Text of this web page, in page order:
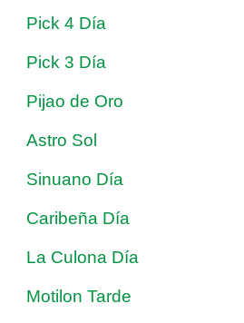
Pick 4 Día
Pick 3 Día
Pijao de Oro
Astro Sol
Sinuano Día
Caribeña Día
La Culona Día
Motilon Tarde